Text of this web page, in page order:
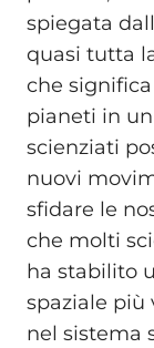
spiegata
quasi tutta
che
pianeti in
scienziati
nuovi
sfidare le
che molti
ha stabilito
spaziale più
nel sistema